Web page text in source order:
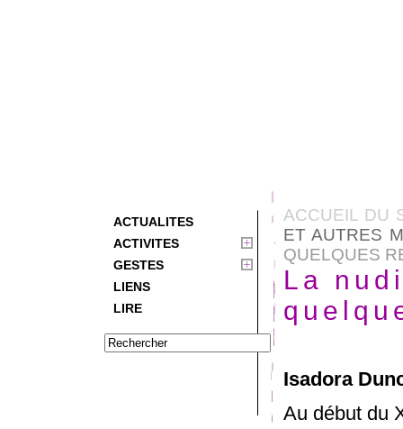
ACTUALITES
ACTIVITES
GESTES
LIENS
LIRE
ACCUEIL DU
ET AUTRES
QUELQUES
La
Isadora
Au début du